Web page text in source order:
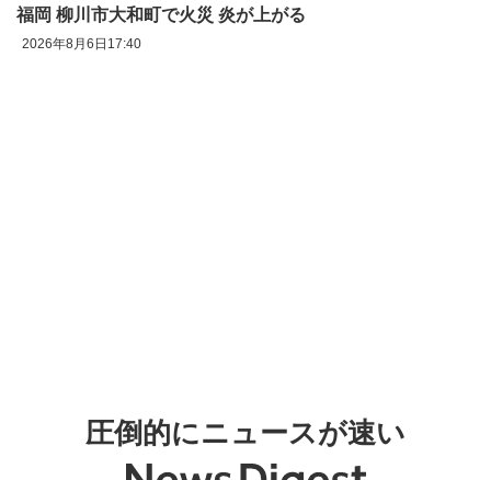
福岡 柳川市大和町で火災 炎が上がる
2026年8月6日17:40
圧倒的にニュースが速い